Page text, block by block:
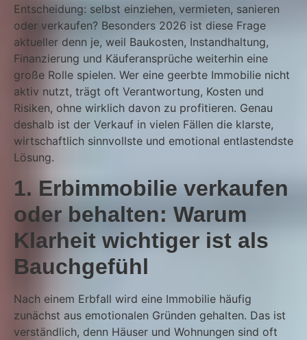
Entscheidung: selbst einziehen, vermieten, sanieren
oder verkaufen? Besonders 2026 ist diese Frage
aktueller denn je, weil Baukosten, Instandhaltung,
Finanzierung und Käuferansprüche weiterhin eine
große Rolle spielen. Wer eine geerbte Immobilie nicht
aktiv nutzt, trägt oft Verantwortung, Kosten und
Risiken, ohne wirklich davon zu profitieren. Genau
deshalb ist der Verkauf in vielen Fällen die klarste,
wirtschaftlich sinnvollste und emotional entlastendste
Lösung.
1. Erbimmobilie verkaufen
oder behalten: Warum
Klarheit wichtiger ist als
Bauchgefühl
Nach einem Erbfall wird eine Immobilie häufig
zunächst aus emotionalen Gründen gehalten. Das ist
verständlich, denn Häuser und Wohnungen sind oft